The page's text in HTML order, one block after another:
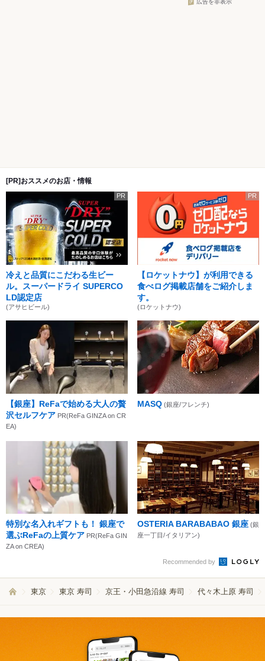
広告を非表示
[PR]おススメのお店・情報
PR
冷えと品質にこだわる生ビー
ル。スーパードライ SUPERCO
LD認定店
(アサヒビール)
PR
【ロケットナウ】が利用できる
食べログ掲載店舗をご紹介しま
す。
(ロケットナウ)
【銀座】ReFaで始める大人の贅
沢セルフケア PR(ReFa GINZA on CR
EA)
MASQ (銀座/フレンチ)
特別な名入れギフトも！ 銀座で
選ぶReFaの上質ケア PR(ReFa GIN
ZA on CREA)
OSTERIA BARABABAO 銀座 (銀
座一丁目/イタリアン)
Recommended by
東京 東京 寿司 京王・小田急沿線 寿司 代々木上原 寿司